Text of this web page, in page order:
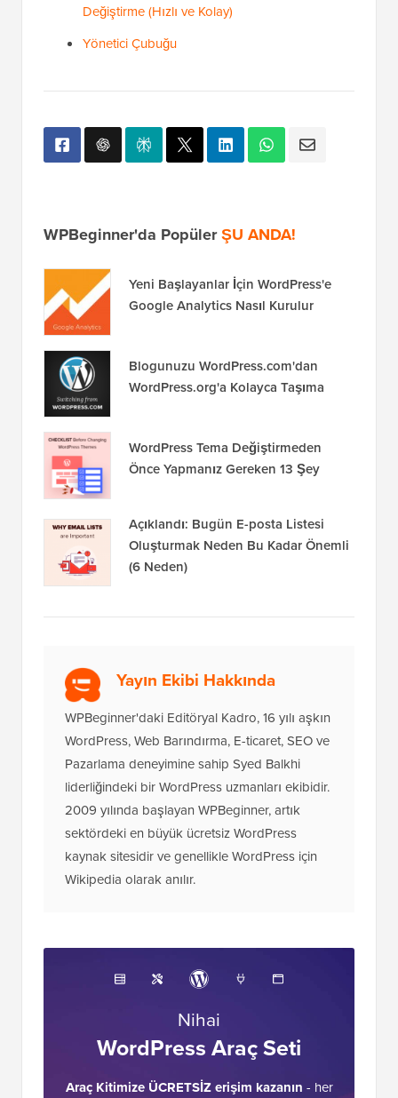
Değiştirme (Hızlı ve Kolay)
Yönetici Çubuğu
WPBeginner'da PopülerŞU ANDA!
Yeni Başlayanlar İçin WordPress'e
Google Analytics Nasıl Kurulur
Blogunuzu WordPress.com'dan
WordPress.org'a Kolayca Taşıma
WordPress Tema Değiştirmeden
Önce Yapmanız Gereken 13 Şey
Açıklandı: Bugün E-posta Listesi
Oluşturmak Neden Bu Kadar Önemli
(6 Neden)
Yayın Ekibi Hakkında
WPBeginner'daki Editöryal Kadro, 16 yılı aşkın
WordPress, Web Barındırma, E-ticaret, SEO ve
Pazarlama deneyimine sahip Syed Balkhi
liderliğindeki bir WordPress uzmanları ekibidir.
2009 yılında başlayan WPBeginner, artık
sektördeki en büyük ücretsiz WordPress
kaynak sitesidir ve genellikle WordPress için
Wikipedia olarak anılır.
Nihai
WordPress Araç Seti
Araç Kitimize ÜCRETSİZ erişim kazanın - her